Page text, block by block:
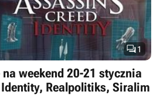
1
weekend 20-21 stycznia
Realpolitiks, Siralim